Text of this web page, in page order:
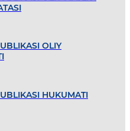
OLIY
HUKUMATI